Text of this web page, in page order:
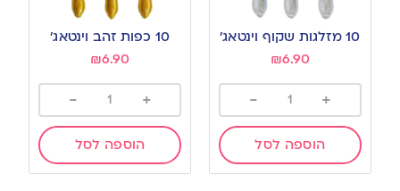
Add
to10 מזלגות שקוף וינטאג’
₪6.90
+
-
הוספה לסל
Add
to
10 כפות זהב וינטאג’
₪6.90
+
-
הוספה לסל